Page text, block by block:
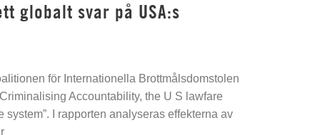
globalt svar på USA:s
för Internationella Brottmålsdomstolen
Accountability, the U S lawfare
I rapporten analyseras effekterna av